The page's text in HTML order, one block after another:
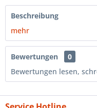
Beschreibung
mehr
Bewertungen
0
Bewertungen lesen,